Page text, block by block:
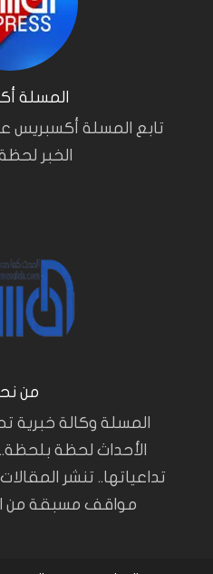
المسلة
تابع المسلة أكسبريس
الخبر
من
المسلة وكالة خبرية
الأحداث لحظة بلحظة..
تداعياتها.. تنشر
مواقف مسبقة من